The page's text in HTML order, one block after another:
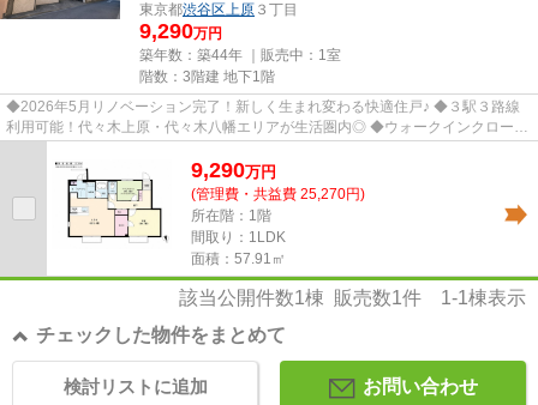
東京都渋谷区上原 ３丁目
9,290万円
築年数：築44年 ｜販売中： 1室
階数：3階建 地下1階
◆2026年5月リノベーション完了！新しく生まれ変わる快適住戸♪ ◆３駅３路線
利用可能！代々木上原・代々木八幡エリアが生活圏内◎ ◆ウォークインクローゼ
9,290万円
(管理費・共益費 25,270円)
所在階：1階
間取り：1LDK
面積：57.91㎡
該当公開件数1棟 販売数1件 1-1棟表示
チェックした物件をまとめて
お問い合わせ
検討リストに追加